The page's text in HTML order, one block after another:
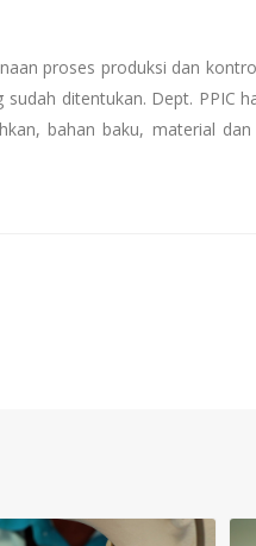
proses produksi dan
ditentukan. Dept. PPIC
bahan baku, material